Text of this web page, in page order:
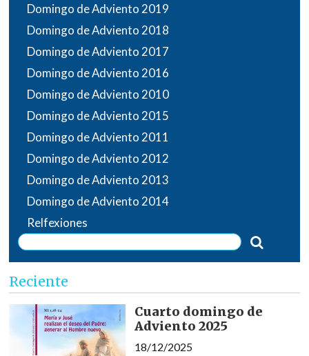
Domingo de Adviento 2019
Domingo de Adviento 2018
Domingo de Adviento 2017
Domingo de Adviento 2016
Domingo de Adviento 2010
Domingo de Adviento 2015
Domingo de Adviento 2011
Domingo de Adviento 2012
Domingo de Adviento 2013
Domingo de Adviento 2014
Relfexiones
Reciente
Cuarto domingo de
Adviento 2025
18/12/2025